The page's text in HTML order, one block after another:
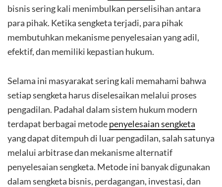
bisnis sering kali menimbulkan perselisihan antara
para pihak. Ketika sengketa terjadi, para pihak
membutuhkan mekanisme penyelesaian yang adil,
efektif, dan memiliki kepastian hukum.
Selama ini masyarakat sering kali memahami bahwa
setiap sengketa harus diselesaikan melalui proses
pengadilan. Padahal dalam sistem hukum modern
terdapat berbagai metodepenyelesaian sengketa
yang dapat ditempuh di luar pengadilan, salah satunya
melalui arbitrase dan mekanisme alternatif
penyelesaian sengketa. Metode ini banyak digunakan
dalam sengketa bisnis, perdagangan, investasi, dan